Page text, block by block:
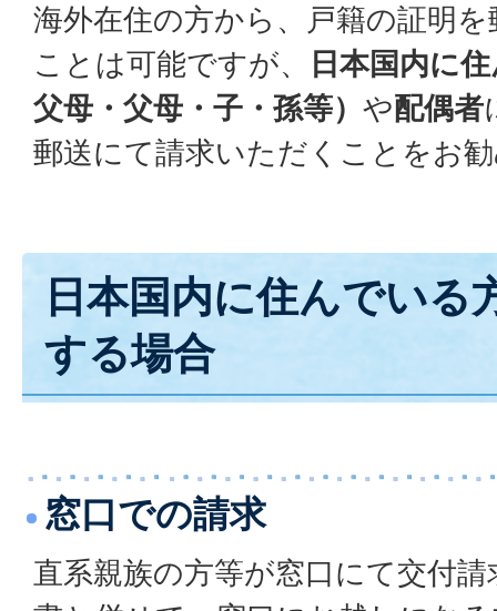
海外在住の方から、戸籍の証明
ことは可能ですが、
日本国内に
父母・父母・子・孫等） や配偶者
郵送にて請求いただくことをお
日本国内に住んでいる
する場合
窓口での請求
直系親族の方等が窓口にて交付